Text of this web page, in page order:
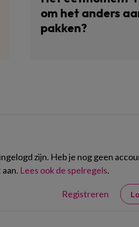
om het anders
pakken?
zijn. Heb je nog geen
Lees ook de spelregels.
Registreren